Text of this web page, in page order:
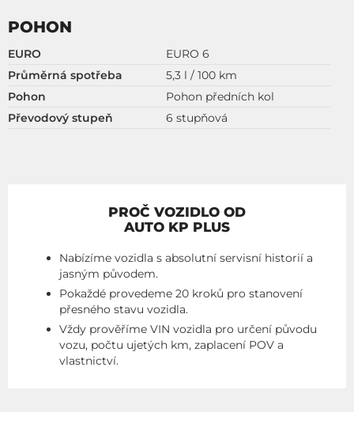
POHON
EURO
EURO 6
Průměrná spotřeba
5,3 l / 100 km
Pohon
Pohon předních kol
Převodový stupeň
6 stupňová
PROČ VOZIDLO OD
AUTO KP PLUS
Nabízíme vozidla s absolutní servisní historií a
jasným původem.
Pokaždé provedeme 20 kroků pro stanovení
přesného stavu vozidla.
Vždy prověříme VIN vozidla pro určení původu
vozu, počtu ujetých km, zaplacení POV a
vlastnictví.